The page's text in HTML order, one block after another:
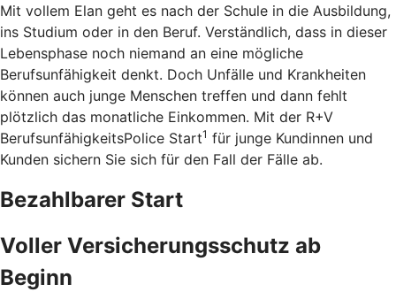
Mit vollem Elan geht es nach der Schule in die Ausbildung,
ins Studium oder in den Beruf. Verständlich, dass in dieser
Lebensphase noch niemand an eine mögliche
Berufsunfähigkeit denkt. Doch Unfälle und Krankheiten
können auch junge Menschen treffen und dann fehlt
plötzlich das monatliche Einkommen. Mit der R+V
BerufsunfähigkeitsPolice Start1 für junge Kundinnen und
Kunden sichern Sie sich für den Fall der Fälle ab.
Bezahlbarer Start
Voller Versicherungsschutz ab
Beginn